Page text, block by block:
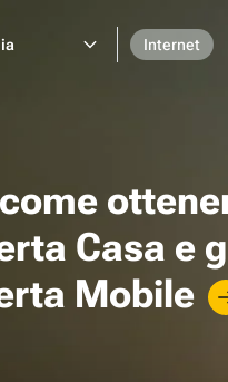
Internet
Casa e
Mobile